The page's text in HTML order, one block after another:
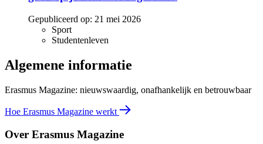
Gepubliceerd op: 21 mei 2026
Sport
Studentenleven
Algemene informatie
Erasmus Magazine: nieuwswaardig, onafhankelijk en betrouwbaar
Hoe Erasmus Magazine werkt
Over Erasmus Magazine